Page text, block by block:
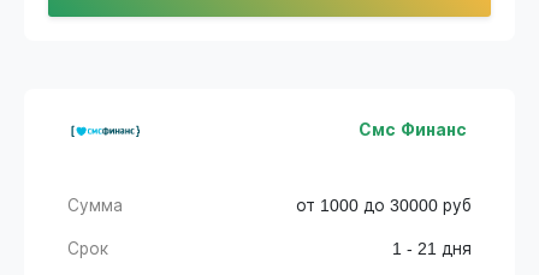
Смс Финанс
Сумма от 1000 до 30000 руб
Срок 1 - 21 дня